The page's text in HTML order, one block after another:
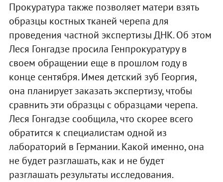
Прокуратура также позволяет матери взять
образцы костных тканей черепа для
проведения частной экспертизы ДНК. Об этом
Леся Гонгадзе просила Генпрокуратуру в
своем обращении еще в прошлом году в
конце сентября. Имея детский зуб Георгия,
она планирует заказать экспертизу, чтобы
сравнить эти образцы с образцами черепа.
Леся Гонгадзе сообщила, что скорее всего
обратится к специалистам одной из
лабораторий в Германии. Какой именно, она
не будет разглашать, как и не будет
разглашать результаты исследования.